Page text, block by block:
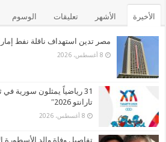
الأخيرة الأشهر تعليقات الوسوم
مصر تدين استهداف ناقلة نفط
8 أغسطس، 2026
31 رياضياً يمثلون سورية
تارانتو 2026″
8 أغسطس، 2026
تفاصيل وفاة والد الأسطورة